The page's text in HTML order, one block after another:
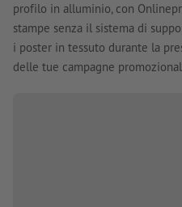
profilo in alluminio, con
stampe senza il sistema di
i poster in tessuto durante la
delle tue campagne